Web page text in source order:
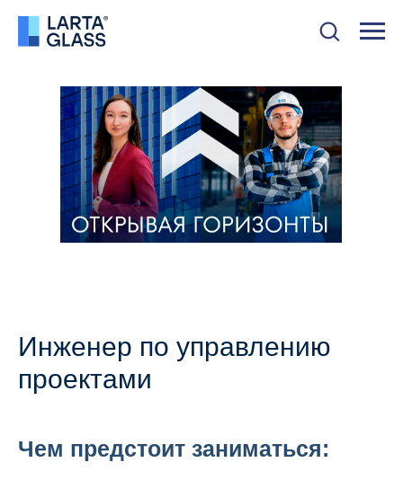
Инженер по управлению
проектами
Чем предстоит заниматься: